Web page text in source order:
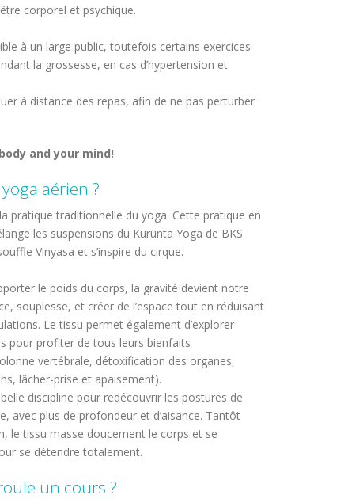
corporel et psychique.
à un large public, toutefois certains exercices
la grossesse, en cas d’hypertension et
à distance des repas, afin de ne pas perturber
and your mind!
aérien ?
pratique traditionnelle du yoga. Cette pratique en
les suspensions du Kurunta Yoga de BKS
Vinyasa et s’inspire du cirque.
le poids du corps, la gravité devient notre
souplesse, et créer de l’espace tout en réduisant
Le tissu permet également d’explorer
pour profiter de tous leurs bienfaits
vertébrale, détoxification des organes,
lâcher-prise et apaisement).
discipline pour redécouvrir les postures de
avec plus de profondeur et d’aisance. Tantôt
le tissu masse doucement le corps et se
se détendre totalement.
un cours ?